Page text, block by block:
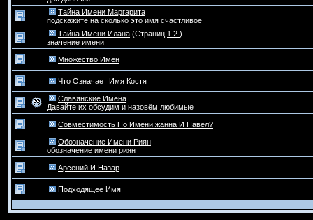
Тайна Имени Маргарита
подскажите на сколько это имя счастливое
Тайна Имени Илана (Страниц 1 2 )
значение имени
Множество Имен
Что Означает Имя Костя
Славянские Имена
Давайте их обсудим и назовём любимые
Совместимость По Имени.жанна И Павел?
Обозначение Имени Риян
обозначение имени риян
Арсений И Назар
Подходящее Имя